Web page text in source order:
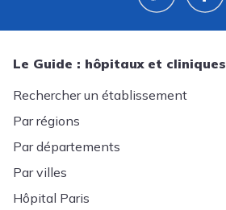
Le Guide : hôpitaux et cliniques
Rechercher un établissement
Par régions
Par départements
Par villes
Hôpital Paris